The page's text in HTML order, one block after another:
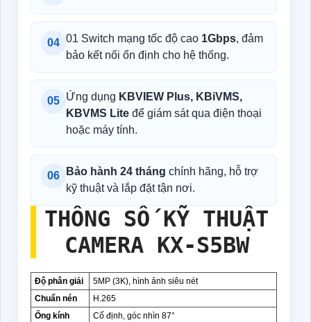
04 01 Switch mạng tốc độ cao 1Gbps, đảm
bảo kết nối ổn định cho hệ thống.
05 Ứng dụng KBVIEW Plus, KBiVMS,
KBVMS Lite để giám sát qua điện thoại
hoặc máy tính.
06 Bảo hành 24 tháng chính hãng, hỗ trợ
kỹ thuật và lắp đặt tận nơi.
THÔNG SỐ KỸ THUẬT
CAMERA KX-S5BW
Độ phân giải
5MP (3K), hình ảnh siêu nét
Chuẩn nén
H.265
Ống kính
Cố định, góc nhìn 87°